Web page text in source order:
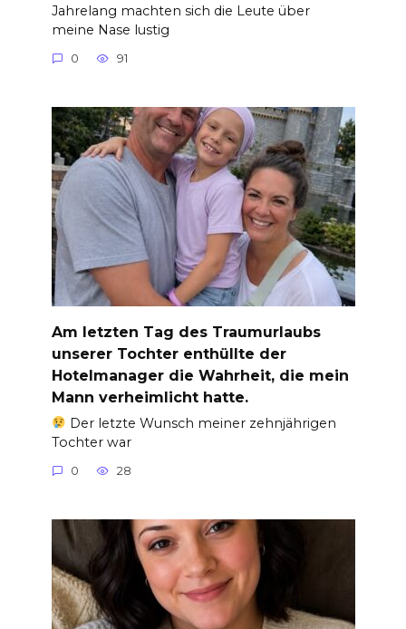
Jahrelang machten sich die Leute über
meine Nase lustig
0 91
Am letzten Tag des Traumurlaubs
unserer Tochter enthüllte der
Hotelmanager die Wahrheit, die mein
Mann verheimlicht hatte.
Der letzte Wunsch meiner zehnjährigen
Tochter war
0 28